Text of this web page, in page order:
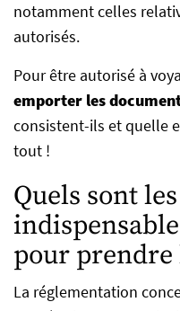
notamment celles
autorisés.
Pour être autorisé à
emporter les
consistent-ils et quelle
tout !
Quels sont
pour prendre
La réglementation